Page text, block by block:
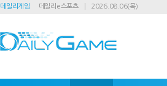
데일리게임 데일리e스포츠 2026.08.06(목)